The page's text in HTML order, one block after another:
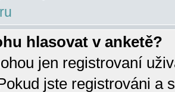
hlasovat v anketě?
jen registrovaní
jste registrováni a